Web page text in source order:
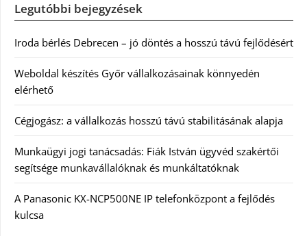
Legutóbbi bejegyzések
Iroda bérlés Debrecen – jó döntés a hosszú távú fejlődésért
Weboldal készítés Győr vállalkozásainak könnyedén
elérhető
Cégjogász: a vállalkozás hosszú távú stabilitásának alapja
Munkaügyi jogi tanácsadás: Fiák István ügyvéd szakértői
segítsége munkavállalóknak és munkáltatóknak
A Panasonic KX-NCP500NE IP telefonközpont a fejlődés
kulcsa